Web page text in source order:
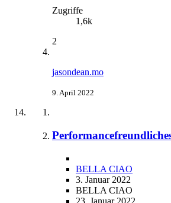
Zugriffe
1,6k
2
jasondean.mo
9. April 2022
BELLA CIAO
3. Januar 2022
BELLA CIAO
23. Januar 2022